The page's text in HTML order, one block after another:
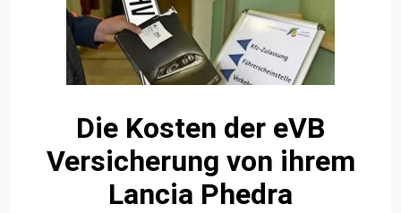
Die Kosten der eVB
Versicherung von ihrem
Lancia Phedra